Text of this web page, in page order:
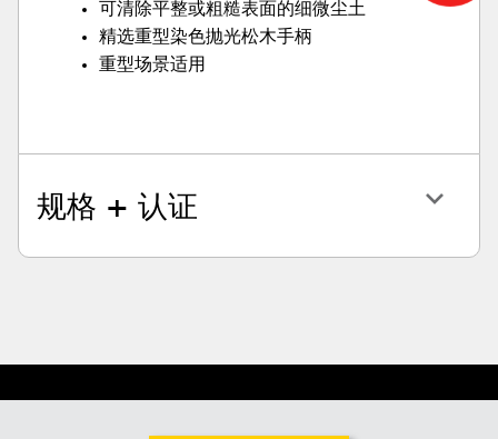
可清除平整或粗糙表面的细微尘土
精选重型染色抛光松木手柄
重型场景适用
规格 + 认证